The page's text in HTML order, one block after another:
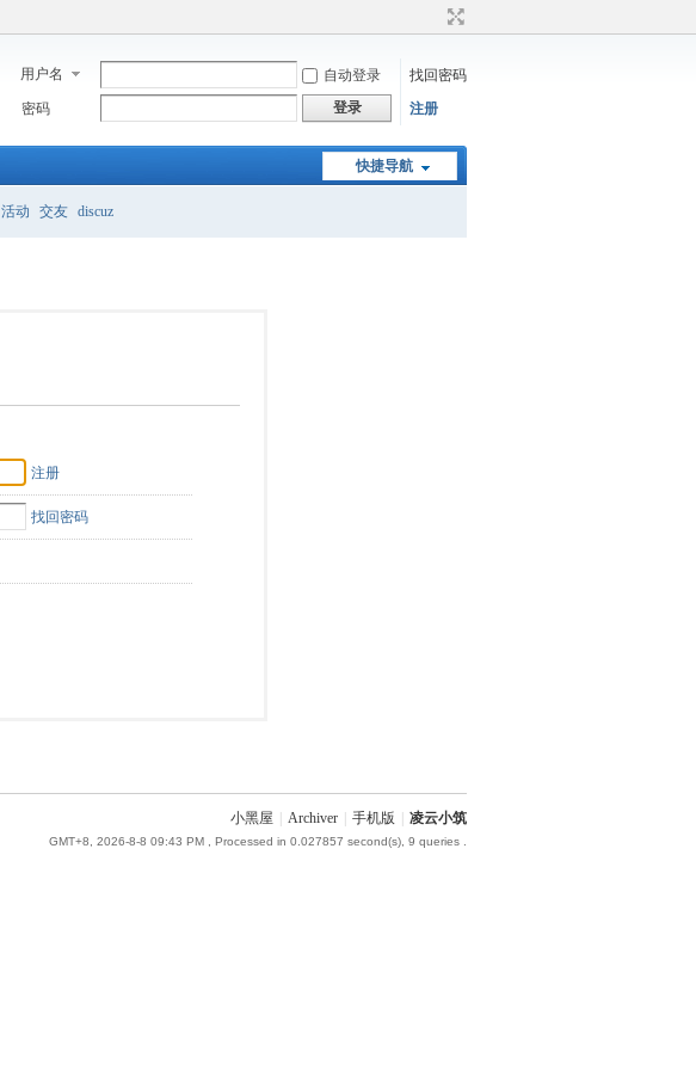
用户名 自动登录
找回密码
密码
登录 注册
快捷导航
活动 交友 discuz
注册
找回密码
小黑屋 Archiver 手机版 凌云小筑
GMT+8, 2026-8-8 09:43 PM , Processed in 0.027857 second(s), 9 queries .